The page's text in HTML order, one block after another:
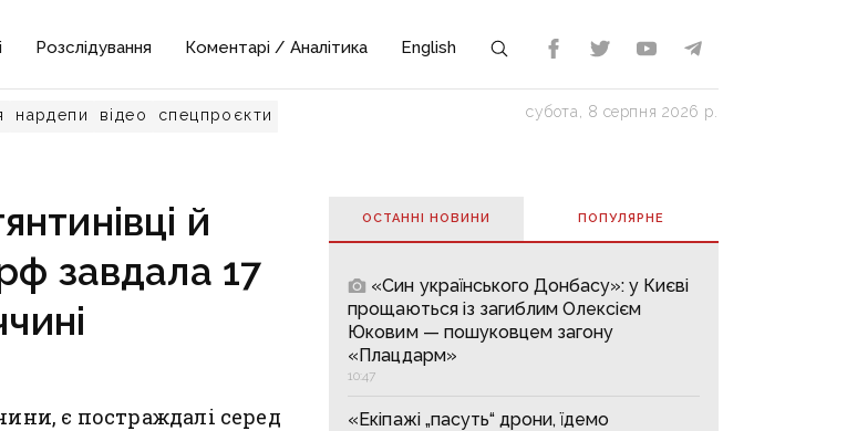
Розслідування Коментарі / Аналітика English
нардепи відео спецпроєкти субота, 8 серпня 2026 р.
й
завдала 17
є постраждалі серед
ОСТАННІ НОВИНИ ПОПУЛЯРНE
«Син українського Донбасу»: у Києві
прощаються із загиблим Олексієм
Юковим — пошуковцем загону
«Плацдарм»
10:47
«Екіпажі „пасуть“ дрони, їдемо